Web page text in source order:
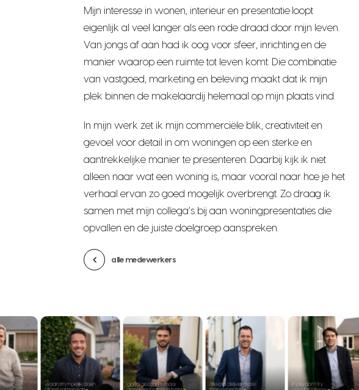
Mijn interesse in wonen, interieur en presentatie loopt
eigenlijk al veel langer als een rode draad door mijn leven.
Van jongs af aan had ik oog voor sfeer, inrichting en de
manier waarop een ruimte tot leven komt. Die combinatie
van vastgoed, marketing en beleving maakt dat ik mijn
plek binnen de makelaardij helemaal op mijn plaats vind.
In mijn werk zet ik mijn commerciële blik, creativiteit en
gevoel voor detail in om woningen op een sterke en
aantrekkelijke manier te presenteren. Daarbij kijk ik niet
alleen naar wat een woning is, maar vooral naar hoe je het
verhaal ervan zo goed mogelijk overbrengt. Zo draag ik
samen met mijn collega’s bij aan woningpresentaties die
opvallen en de juiste doelgroep aanspreken.
alle medewerkers